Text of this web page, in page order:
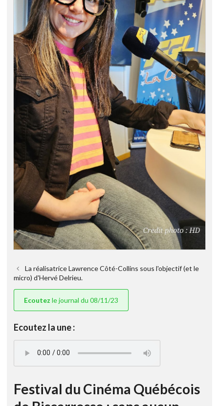
La réalisatrice Lawrence Côté-Collins sous l'objectif (et le
micro) d'Hervé Delrieu.
Ecoutez le journal du 08/11/23
Ecoutez la une :
Festival du Cinéma Québécois